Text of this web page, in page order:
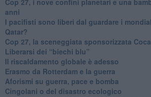
anni
​I pacifisti sono liberi dal guardare i
Qatar?
​Cop 27, la sceneggiata sponsorizzata
​Liberarsi dei “biechi blu”
Il riscaldamento globale è adesso
​Erasmo da Rotterdam e la guerra
​Aforismi su guerra, pace e bomba
Cingolani o del disastro ecologico